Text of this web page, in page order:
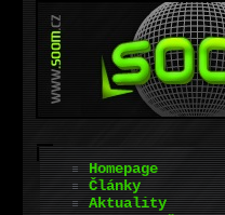
Homepage
Články
Aktuality